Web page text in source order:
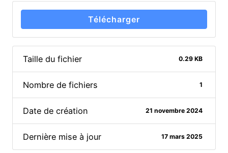
Télécharger
Taille du fichier 0.29 KB
Nombre de fichiers 1
Date de création 21 novembre 2024
Dernière mise à jour 17 mars 2025